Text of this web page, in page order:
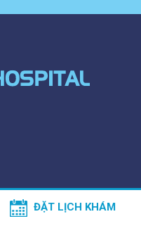
LỊCH LÀM VIỆC
ĐẶT LỊCH KHÁM